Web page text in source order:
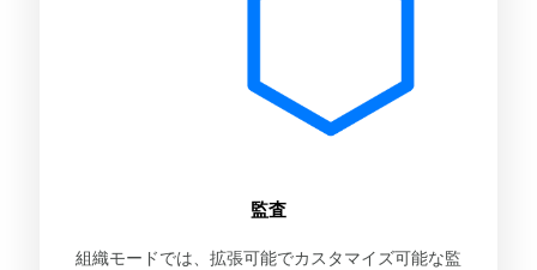
監査
組織モードでは、拡張可能でカスタマイズ可能な監